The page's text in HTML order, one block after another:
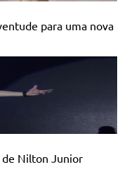
para uma nova
Nilton Junior